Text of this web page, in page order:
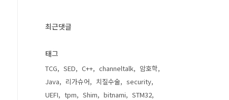
최근댓글
태그
TCG SED C++ channeltalk
암호학
Java
리가슈어 치질수술
security
UEFI
tpm Shim bitnami
STM32